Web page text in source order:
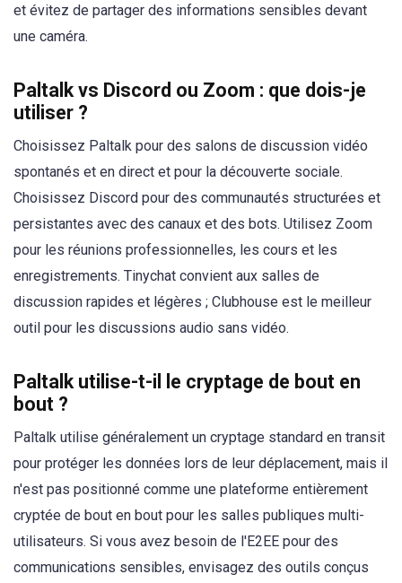
et évitez de partager des informations sensibles devant
une caméra.
Paltalk vs Discord ou Zoom : que dois-je
utiliser ?
Choisissez Paltalk pour des salons de discussion vidéo
spontanés et en direct et pour la découverte sociale.
Choisissez Discord pour des communautés structurées et
persistantes avec des canaux et des bots. Utilisez Zoom
pour les réunions professionnelles, les cours et les
enregistrements. Tinychat convient aux salles de
discussion rapides et légères ; Clubhouse est le meilleur
outil pour les discussions audio sans vidéo.
Paltalk utilise-t-il le cryptage de bout en
bout ?
Paltalk utilise généralement un cryptage standard en transit
pour protéger les données lors de leur déplacement, mais il
n'est pas positionné comme une plateforme entièrement
cryptée de bout en bout pour les salles publiques multi-
utilisateurs. Si vous avez besoin de l'E2EE pour des
communications sensibles, envisagez des outils conçus